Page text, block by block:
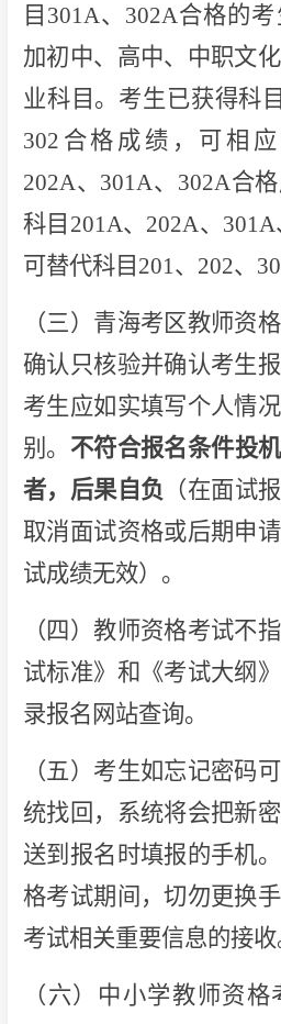
目301A、302A合格的
加初中、高中、中职文
业科目。考生已获得科
302合格成绩，可相应
202A、301A、302A合
科目201A、202A、
可替代科目201、202、
（三）青海考区教师资
确认只核验并确认考生
考生应如实填写个人情
别。 不符合报名条件投
者，后果自负 （在面试
取消面试资格或后期申
试成绩无效）。
（四）教师资格考试不
试标准》和《考试大纲
录报名网站查询。
（五）考生如忘记密码
统找回，系统将会把新
送到报名时填报的手机
格考试期间，切勿更换
考试相关重要信息的接收
（六）中小学教师资